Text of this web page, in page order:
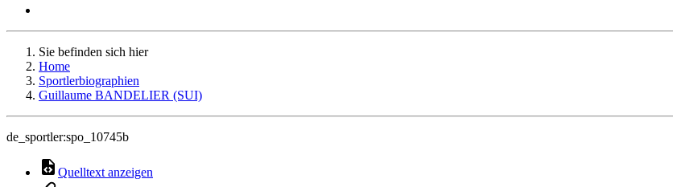
Sie befinden sich hier
Home
Sportlerbiographien
Guillaume BANDELIER (SUI)
de_sportler:spo_10745b
Quelltext anzeigen